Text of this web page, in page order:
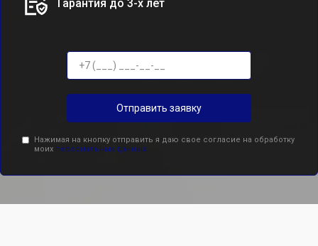
Гарантия до 3-х лет
Отправить заявку
Нажимая на кнопку отправить я даю свое согласие на обработку
моих персональных данных.